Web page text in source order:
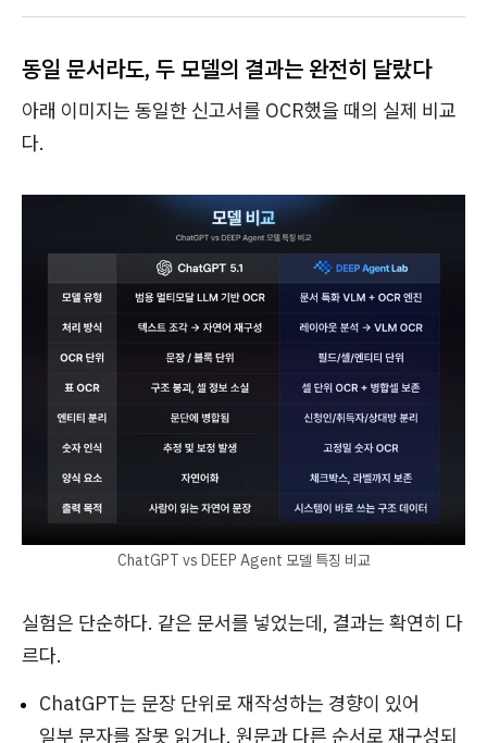
동일 문서라도, 두 모델의 결과는 완전히 달랐다
아래 이미지는 동일한 신고서를 OCR했을 때의 실제 비교
다.
ChatGPT vs DEEP Agent 모델 특징 비교
실험은 단순하다. 같은 문서를 넣었는데, 결과는 확연히 다
르다.
ChatGPT는 문장 단위로 재작성하는 경향이 있어
일부 문자를 잘못 읽거나, 원문과 다른 순서로 재구성되